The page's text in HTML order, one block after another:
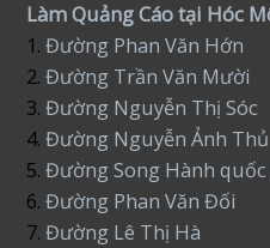
Làm Quảng Cáo tại Hóc
1.Đường Phan Văn Hớn
2.Đường Trần Văn Mười
3.Đường Nguyễn Thị Sóc
4. Đường Nguyễn Ảnh Thủ
5.Đường Song Hành
6.Đường Phan Văn Đối
7. Đường Lê Thị Hà